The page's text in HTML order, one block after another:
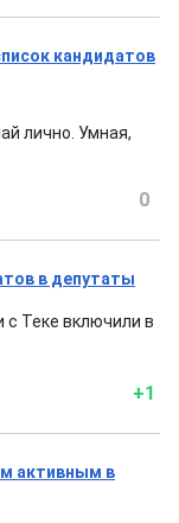
кандидатов
лично. Умная,
0
в депутаты
c Теке включили в
+1
активным в